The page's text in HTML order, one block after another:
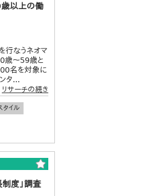
以上の働
行なうネオマ
歳～59歳と
名を対象に
タ...
リサーチの続き
タイル
制度」調査